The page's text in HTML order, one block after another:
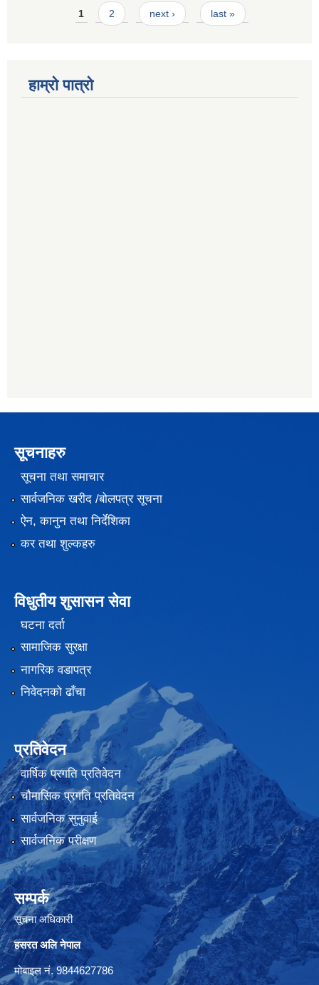
Pages1 2 next › last »
हाम्रो पात्रो
सूचनाहरु
सूचना तथा समाचार
सार्वजनिक खरीद /बोलपत्र सूचना
ऐन, कानुन तथा निर्देशिका
कर तथा शुल्कहरु
विधुतीय शुसासन सेवा
घटना दर्ता
सामाजिक सुरक्षा
नागरिक वडापत्र
निवेदनको ढाँचा
प्रतिवेदन
वार्षिक प्रगति प्रतिवेदन
चौमासिक प्रगति प्रतिवेदन
सार्वजनिक सुनुवाई
सार्वजनिक परीक्षण
सम्पर्क
सूचना अधिकारी
हसरत अलि नेपाल
मोबाइल नं. 9844627786